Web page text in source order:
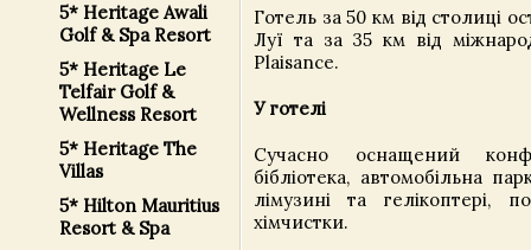
5* Heritage Awali
Golf & Spa Resort
5* Heritage Le
Telfair Golf &
Wellness Resort
5* Heritage The
Villas
5* Hilton Mauritius
Resort & Spa
Готель за 50 км від столиці
Луї та за 35 км від
Plaisance.
У готелі
Сучасно оснащений
бібліотека, автомобільна
лімузині та гелікоптері,
хімчистки.